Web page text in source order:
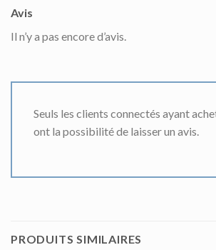
Avis
Il n’y a pas encore d’avis.
Seuls les clients connectés ayant
ont la possibilité de laisser un avis.
PRODUITS SIMILAIRES